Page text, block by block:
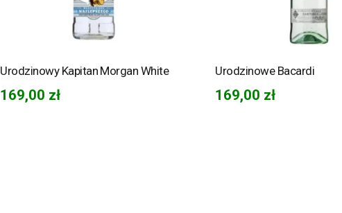
Urodzinowy Kapitan Morgan White
169,00 zł
Urodzinowe Bacardi
169,00 zł